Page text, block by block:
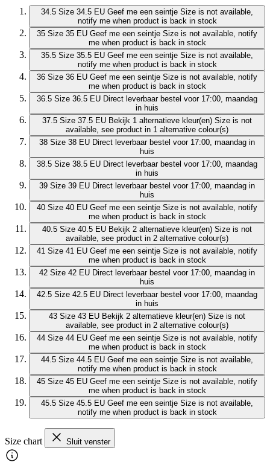
34.5 Size 34.5 EU Geef me een seintje Size is not available,
notify me when product is back in stock
35 Size 35 EU Geef me een seintje Size is not available, notify
me when product is back in stock
35.5 Size 35.5 EU Geef me een seintje Size is not available,
notify me when product is back in stock
36 Size 36 EU Geef me een seintje Size is not available, notify
me when product is back in stock
36.5 Size 36.5 EU Direct leverbaar bestel voor 17:00, maandag
in huis
37.5 Size 37.5 EU Bekijk 1 alternatieve kleur(en) Size is not
available, see product in 1 alternative colour(s)
38 Size 38 EU Direct leverbaar bestel voor 17:00, maandag in
huis
38.5 Size 38.5 EU Direct leverbaar bestel voor 17:00, maandag
in huis
39 Size 39 EU Direct leverbaar bestel voor 17:00, maandag in
huis
40 Size 40 EU Geef me een seintje Size is not available, notify
me when product is back in stock
40.5 Size 40.5 EU Bekijk 2 alternatieve kleur(en) Size is not
available, see product in 2 alternative colour(s)
41 Size 41 EU Geef me een seintje Size is not available, notify
me when product is back in stock
42 Size 42 EU Direct leverbaar bestel voor 17:00, maandag in
huis
42.5 Size 42.5 EU Direct leverbaar bestel voor 17:00, maandag
in huis
43 Size 43 EU Bekijk 2 alternatieve kleur(en) Size is not
available, see product in 2 alternative colour(s)
44 Size 44 EU Geef me een seintje Size is not available, notify
me when product is back in stock
44.5 Size 44.5 EU Geef me een seintje Size is not available,
notify me when product is back in stock
45 Size 45 EU Geef me een seintje Size is not available, notify
me when product is back in stock
45.5 Size 45.5 EU Geef me een seintje Size is not available,
notify me when product is back in stock
Size chart Sluit venster